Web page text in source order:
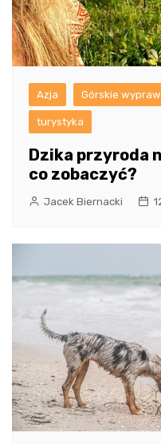
Azja Górskie
turystyka
Dzika przyroda
co zobaczyć?
Jacek Biernacki